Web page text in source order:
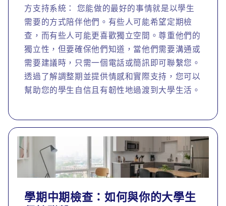
方支持系統： 您能做的最好的事情就是以學生
需要的方式陪伴他們。有些人可能希望定期檢
查，而有些人可能更喜歡獨立空間。尊重他們的
獨立性，但要確保他們知道，當他們需要溝通或
需要建議時，只需一個電話或簡訊即可聯繫您。
透過了解調整期並提供情感和實際支持，您可以
幫助您的學生自信且有韌性地過渡到大學生活。
學期中期檢查：如何與你的大學生